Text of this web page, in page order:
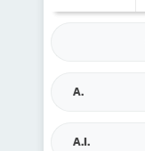
A.
A.I.